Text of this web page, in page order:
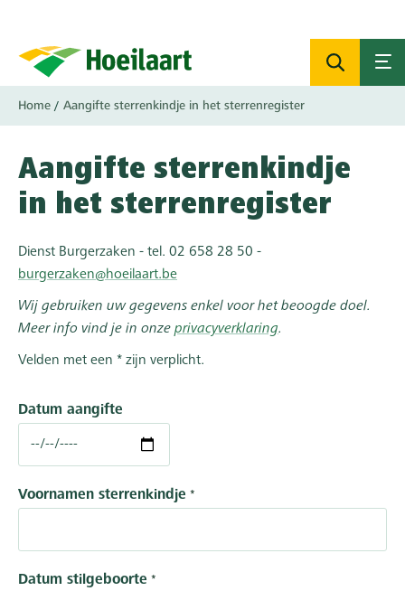
naar
inhoud
gaan
Kruimelpad
Home Aangifte sterrenkindje in het sterrenregister
Aangifte sterrenkindje
in het sterrenregister
Dienst Burgerzaken - tel. 02 658 28 50 -
burgerzaken@hoeilaart.be
Wij gebruiken uw gegevens enkel voor het beoogde doel.
Meer info vind je in onze privacyverklaring.
Velden met een * zijn verplicht.
Datum aangifte
Voornamen sterrenkindje
Datum stilgeboorte